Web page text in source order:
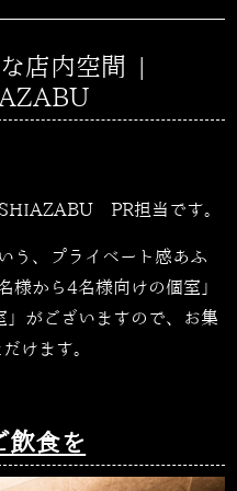
店内空間 |
PR担当です。
う、プライベート感あふ
様から4名様向けの個室」
」がございますので、お集
けます。
飲食を